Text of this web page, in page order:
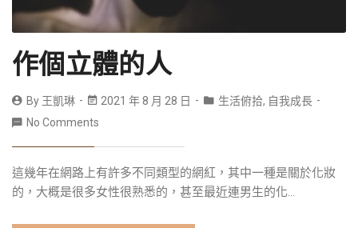
作個立體的人
By 王凱琳 2021 年 8 月 28 日 生活俯拾, 自我成長
No Comments
這幾年在網路上有許多不同類型的網紅，其中一種是關於化妝
的，大概是很多女性很熟悉的，甚至最近連男生的化...